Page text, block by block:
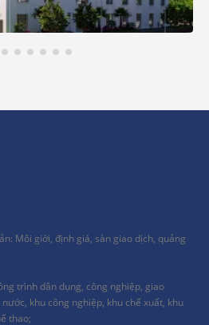
Môi giới, định giá, sàn giao dịch, quảng
trình dân dụng, công nghiệp, giao
khu công nghiệp, khu chế xuất, khu
thao;